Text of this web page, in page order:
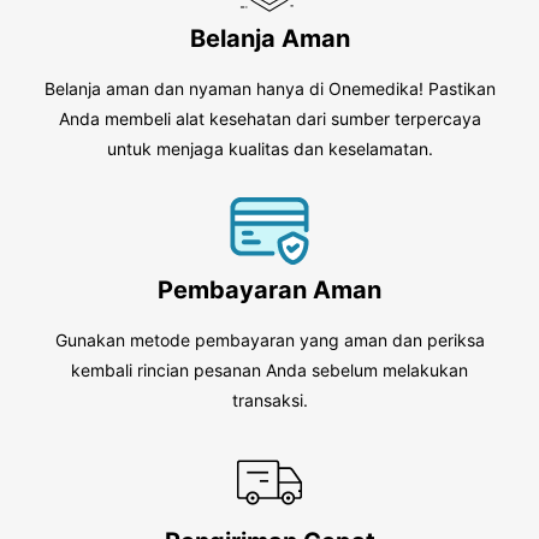
Belanja Aman
Belanja aman dan nyaman hanya di Onemedika! Pastikan
Anda membeli alat kesehatan dari sumber terpercaya
untuk menjaga kualitas dan keselamatan.
Pembayaran Aman
Gunakan metode pembayaran yang aman dan periksa
kembali rincian pesanan Anda sebelum melakukan
transaksi.